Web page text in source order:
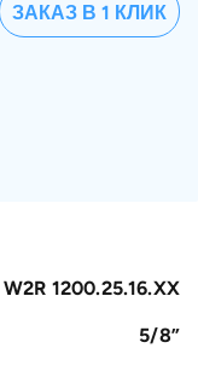
ЗАКАЗ В 1 КЛИК
W2R 1200.25.16.XX
5/8”